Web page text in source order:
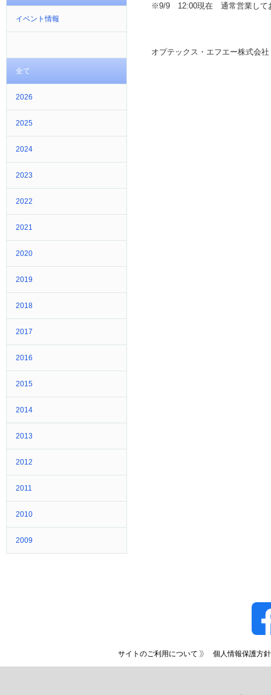
イベント情報
全て
2026
2025
2024
2023
2022
2021
2020
2019
2018
2017
2016
2015
2014
2013
2012
2011
2010
2009
※9/9 12:00現在 通常営業して
オプテックス・エフエー株式会社
サイトのご利用について 個人情報保護方針